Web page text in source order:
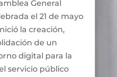
General
el 21 de mayo
la creación,
de un
digital para la
servicio público